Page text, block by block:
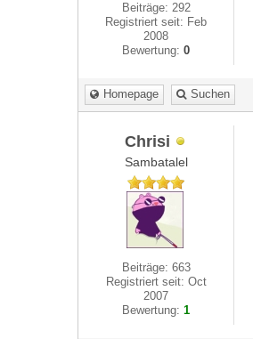
Beiträge: 292
Registriert seit: Feb
2008
Bewertung:0
Homepage Suchen
Chrisi
Sambatalel
Beiträge: 663
Registriert seit: Oct
2007
Bewertung:1